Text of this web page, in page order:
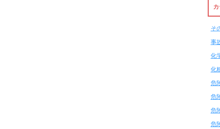
そ
事
化
化
危
危
危
危